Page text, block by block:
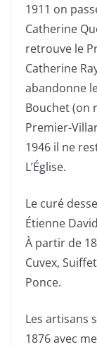
1911 on
Catherine
retrouve le
Catherine
abandonne
Bouchet (on
Premier-
1946 il ne
L’Église.
Le curé
Étienne
À partir de
Cuvex,
Ponce.
Les artisans
1876 avec